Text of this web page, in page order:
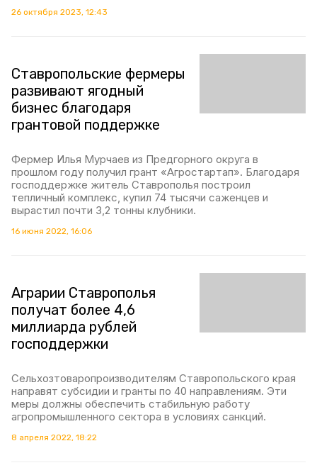
26 октября 2023, 12:43
Ставропольские фермеры
развивают ягодный
бизнес благодаря
грантовой поддержке
Фермер Илья Мурчаев из Предгорного округа в
прошлом году получил грант «Агростартап». Благодаря
господдержке житель Ставрополья построил
тепличный комплекс, купил 74 тысячи саженцев и
вырастил почти 3,2 тонны клубники.
16 июня 2022, 16:06
Аграрии Ставрополья
получат более 4,6
миллиарда рублей
господдержки
Сельхозтоваропроизводителям Ставропольского края
направят субсидии и гранты по 40 направлениям. Эти
меры должны обеспечить стабильную работу
агропромышленного сектора в условиях санкций.
8 апреля 2022, 18:22